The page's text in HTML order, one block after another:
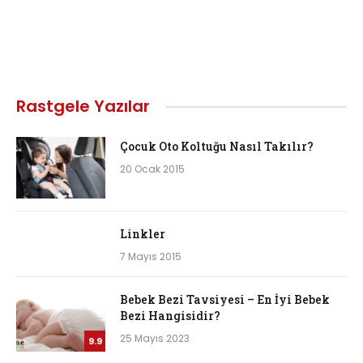
Rastgele Yazılar
Çocuk Oto Koltuğu Nasıl Takılır?
20 Ocak 2015
Linkler
7 Mayıs 2015
9.9
Bebek Bezi Tavsiyesi – En İyi Bebek
Bezi Hangisidir?
25 Mayıs 2023